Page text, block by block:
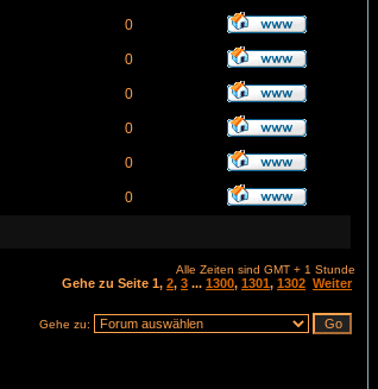
0
0
0
0
0
0
Alle Zeiten sind GMT + 1 Stunde
Gehe zu Seite 1, 2, 3 ... 1300, 1301, 1302 Weiter
Gehe zu: